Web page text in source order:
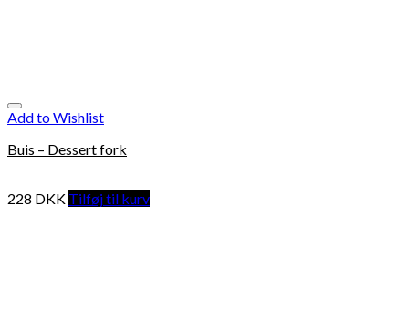
Add to Wishlist
Buis – Dessert fork
228 DKK Tilføj til kurv